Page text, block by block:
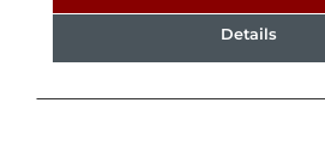
Details